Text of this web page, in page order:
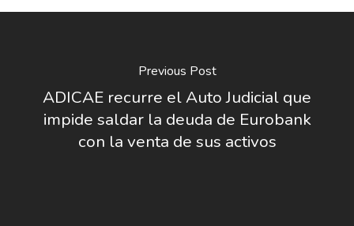
Previous Post
ADICAE recurre el Auto Judicial que
impide saldar la deuda de Eurobank
con la venta de sus activos